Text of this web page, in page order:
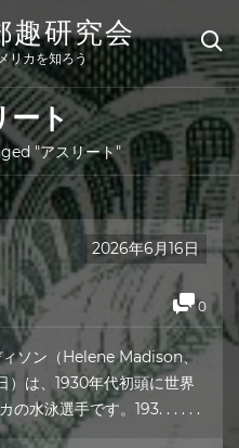
趣研究会
リカを知ろう
ート
"アスリート"
2026年6月16日
0
ソン（Helene Madison、
）は、1930年代初頭に世界
の水泳選手です。193. . . . . .